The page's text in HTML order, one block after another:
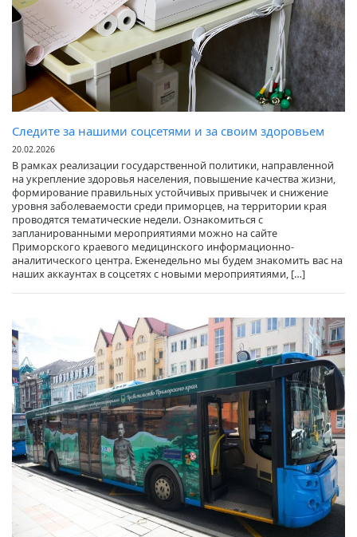
Следите за нашими соцсетями и за своим здоровьем
20.02.2026
В рамках реализации государственной политики, направленной
на укрепление здоровья населения, повышение качества жизни,
формирование правильных устойчивых привычек и снижение
уровня заболеваемости среди приморцев, на территории края
проводятся тематические недели. Ознакомиться с
запланированными мероприятиями можно на сайте
Приморского краевого медицинского информационно-
аналитического центра. Еженедельно мы будем знакомить вас на
наших аккаунтах в соцсетях с новыми мероприятиями, […]